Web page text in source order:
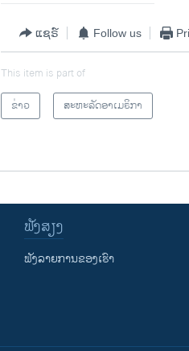
ແຊຣ໌ Follow us
This item is part of
ຂ່າວ
ສະຫະລັດອາເມຣິກາ
ຟັງສຽງ
ຟັງລາຍການຂອງເຮົາ